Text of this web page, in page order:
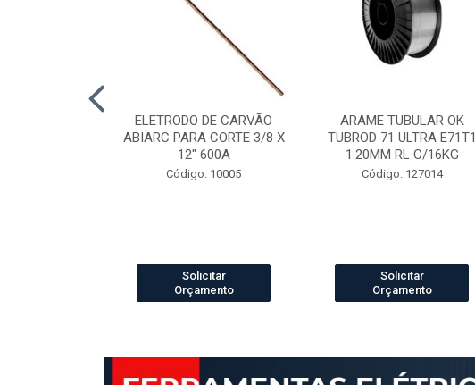
ELETRODO DE CARVÃO
ABIARC PARA CORTE 3/8 X
12" 600A
Código: 10005
Solicitar
Orçamento
ARAME TUBULAR OK
TUBROD 71 ULTRA E71T1
1.20MM RL C/16KG
Código: 127014
Solicitar
Orçamento